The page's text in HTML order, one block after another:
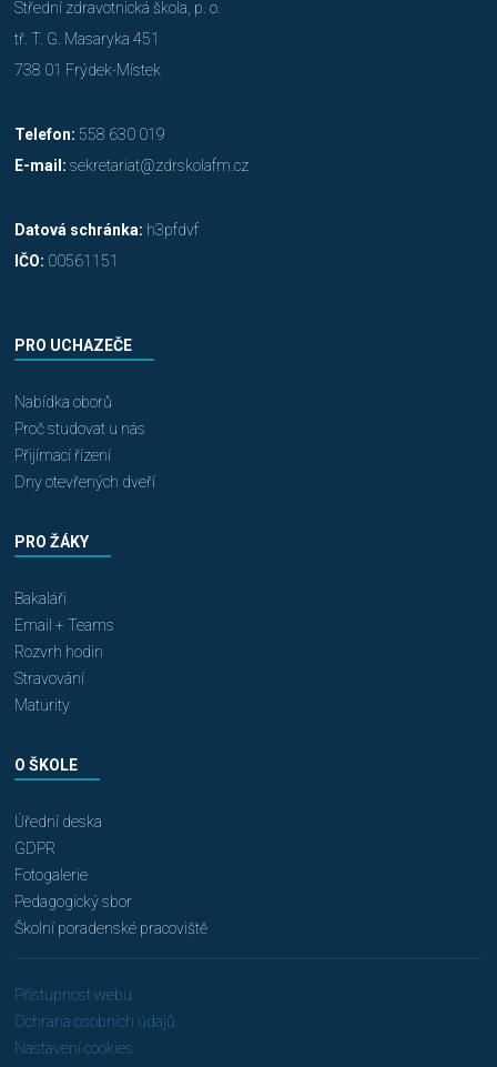
Střední zdravotnická škola, p. o.
tř. T. G. Masaryka 451
738 01 Frýdek-Místek
Telefon: 558 630 019
E-mail: sekretariat@zdrskolafm.cz
Datová schránka: h3pfdvf
IČO: 00561151
PRO UCHAZEČE
Nabídka oborů
Proč studovat u nás
Přijímací řízení
Dny otevřených dveří
PRO ŽÁKY
Bakaláři
Email + Teams
Rozvrh hodin
Stravování
Maturity
O ŠKOLE
Úřední deska
GDPR
Fotogalerie
Pedagogický sbor
Školní poradenské pracoviště
Přístupnost webu
Ochrana osobních údajů
Nastavení cookies